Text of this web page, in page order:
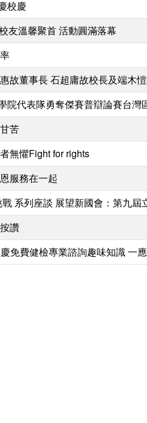
校慶
友溫馨聚首 活動圓滿落幕
故董事長 石超庸故校長及端木
院代表隊勇奪傑賽普辯論賽台灣
苦
無懼Fight for rights
服務在一起
系列座談 展望新國會：第九
讚
免費健檢專業諮詢趣味知識 一